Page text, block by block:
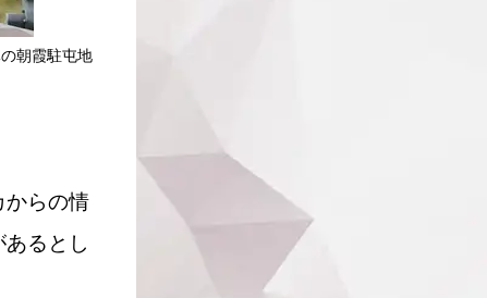
朝霞駐屯地
らの情
るとし